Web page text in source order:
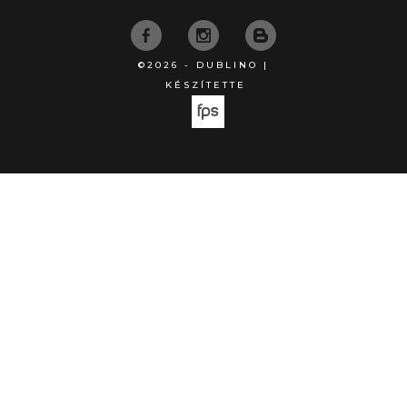
©2026 - DUBLINO |
KÉSZÍTETTE